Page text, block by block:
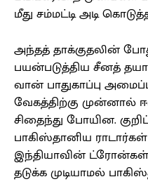
மீது சம்மட்டி அடி
அந்தத் தாக்குதலின்
பயன்படுத்திய சீனத்
வான் பாதுகாப்பு
வேகத்திற்கு முன்னால்
சிதைந்து போயின.
பாகிஸ்தானிய
இந்தியாவின்
தடுக்க முடியாமல்